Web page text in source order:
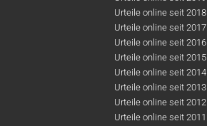
Urteile online seit 2018
Urteile online seit 2017
Urteile online seit 2016
Urteile online seit 2015
Urteile online seit 2014
Urteile online seit 2013
Urteile online seit 2012
Urteile online seit 2011